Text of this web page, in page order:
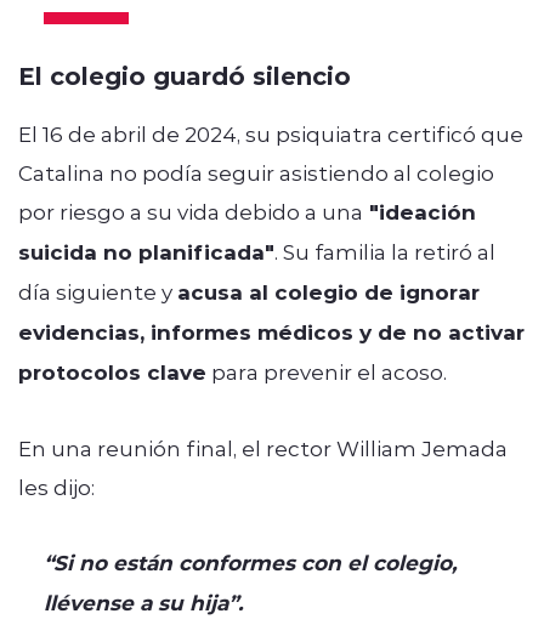
El colegio guardó silencio
El 16 de abril de 2024, su psiquiatra certificó que
Catalina no podía seguir asistiendo al colegio
por riesgo a su vida debido a una "ideación
suicida no planificada". Su familia la retiró al
día siguiente y acusa al colegio de ignorar
evidencias, informes médicos y de no activar
protocolos clave para prevenir el acoso.
En una reunión final, el rector William Jemada
les dijo:
“Si no están conformes con el colegio,
llévense a su hija”.